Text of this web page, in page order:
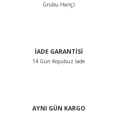
Grubu Hariç)
İADE GARANTİSİ
14 Gün Koşulsuz İade
AYNI GÜN KARGO